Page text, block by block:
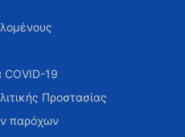
COVID-19
Προστασίας
παρόχων